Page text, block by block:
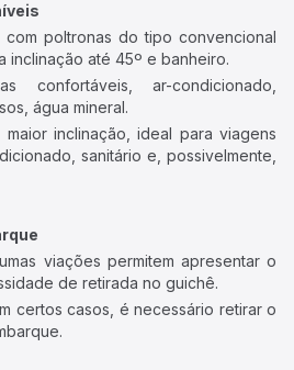
com poltronas do tipo convencional
inclinação até 45º e banheiro.
confortáveis, ar-condicionado,
água mineral.
maior inclinação, ideal para viagens
sanitário e, possivelmente,
viações permitem apresentar o
de retirada no guichê.
certos casos, é necessário retirar o